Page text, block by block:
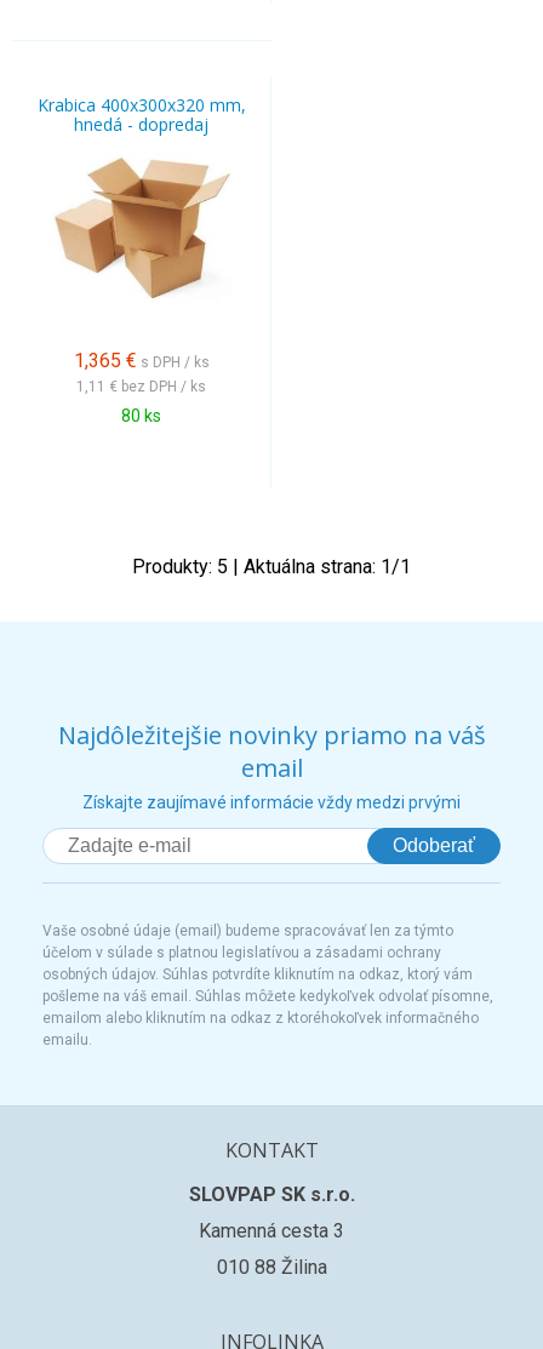
Krabica 400x300x320 mm,
hnedá - dopredaj
1,365 € s DPH / ks
1,11 € bez DPH / ks
80 ks
Produkty: 5 | Aktuálna strana: 1/1
Najdôležitejšie novinky priamo na váš
email
Získajte zaujímavé informácie vždy medzi prvými
Odoberať
Vaše osobné údaje (email) budeme spracovávať len za týmto
účelom v súlade s platnou legislatívou a zásadami ochrany
osobných údajov. Súhlas potvrdíte kliknutím na odkaz, ktorý vám
pošleme na váš email. Súhlas môžete kedykoľvek odvolať písomne,
emailom alebo kliknutím na odkaz z ktoréhokoľvek informačného
emailu.
KONTAKT
SLOVPAP SK s.r.o.
Kamenná cesta 3
010 88 Žilina
INFOLINKA